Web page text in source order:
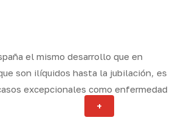
+
el mismo desarrollo que en
son ilíquidos hasta la jubilación, es
excepcionales como enfermedad